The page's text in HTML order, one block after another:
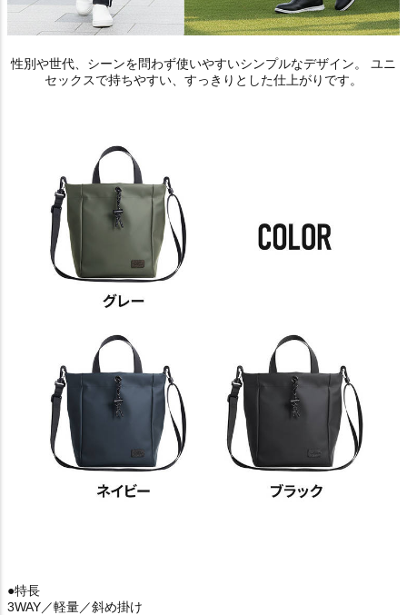
性別や世代、シーンを問わず使いやすいシンプルなデザイン。 ユニ
セックスで持ちやすい、すっきりとした仕上がりです。
●特長
3WAY／軽量／斜め掛け